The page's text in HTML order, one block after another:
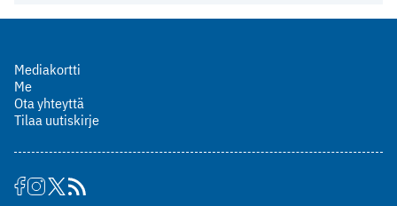
Mediakortti
Me
Ota yhteyttä
Tilaa uutiskirje